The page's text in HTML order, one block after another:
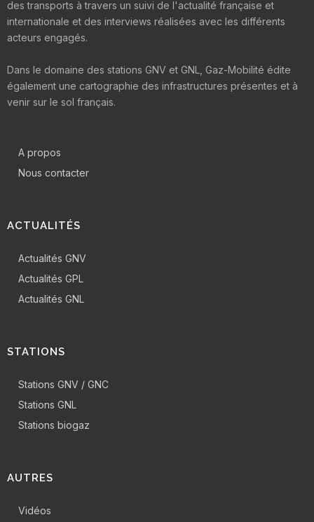
des transports à travers un suivi de l'actualité française et
internationale et des interviews réalisées avec les différents
acteurs engagés.
Dans le domaine des stations GNV et GNL, Gaz-Mobilité édite
également une cartographie des infrastructures présentes et à
venir sur le sol français.
A propos
Nous contacter
ACTUALITÉS
Actualités GNV
Actualités GPL
Actualités GNL
STATIONS
Stations GNV / GNC
Stations GNL
Stations biogaz
AUTRES
Vidéos